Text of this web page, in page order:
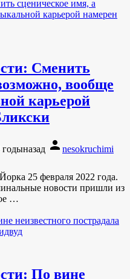
Сменить
вообще
карьерой
годыназад person nesokruchimi
25 февраля 2022 года.
новости пришли из
…
По вине